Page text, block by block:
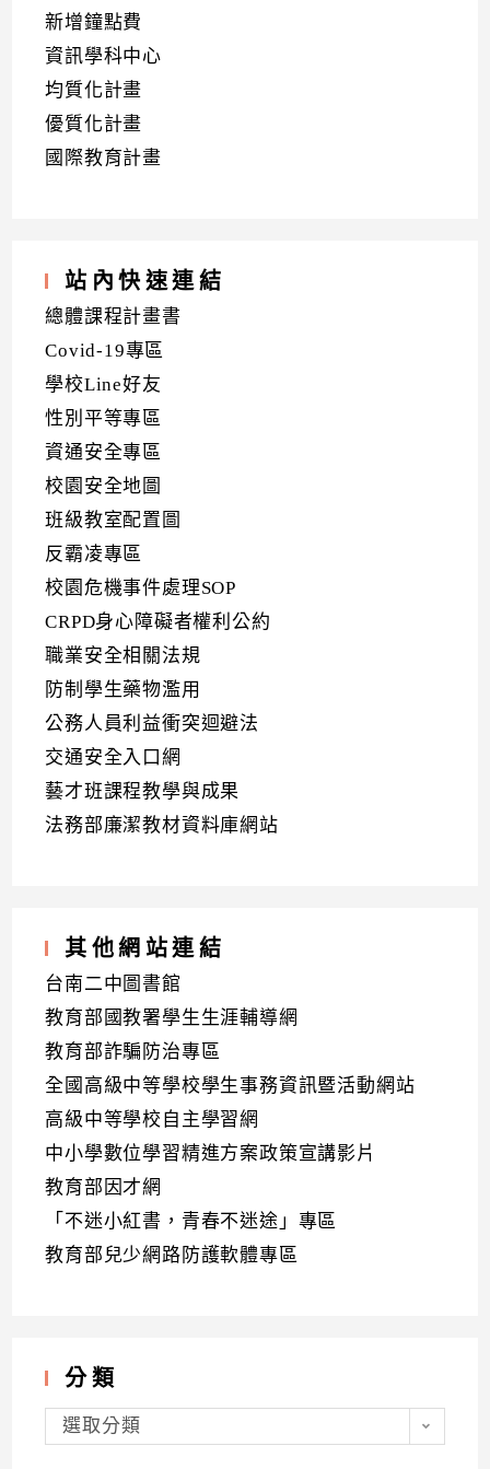
新增鐘點費
資訊學科中心
均質化計畫
優質化計畫
國際教育計畫
站內快速連結
總體課程計畫書
Covid-19專區
學校Line好友
性別平等專區
資通安全專區
校園安全地圖
班級教室配置圖
反霸凌專區
校園危機事件處理SOP
CRPD身心障礙者權利公約
職業安全相關法規
防制學生藥物濫用
公務人員利益衝突迴避法
交通安全入口網
藝才班課程教學與成果
法務部廉潔教材資料庫網站
其他網站連結
台南二中圖書館
教育部國教署學生生涯輔導網
教育部詐騙防治專區
全國高級中等學校學生事務資訊暨活動網站
高級中等學校自主學習網
中小學數位學習精進方案政策宣講影片
教育部因才網
「不迷小紅書，青春不迷途」專區
教育部兒少網路防護軟體專區
分類
分
類選取分類